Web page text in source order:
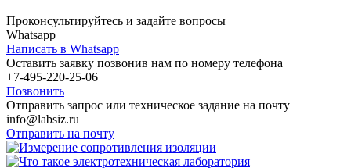
Проконсультируйтесь и задайте вопросы
Whatsapp
Написать в Whatsapp
Оставить заявку позвонив нам по номеру телефона
+7-495-220-25-06
Позвонить
Отправить запрос или техническое задание на почту
info@labsiz.ru
Отправить на почту